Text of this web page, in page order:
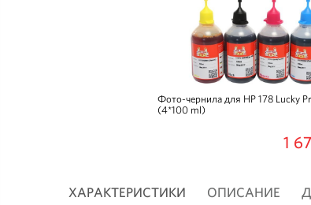
Фото-чернила для HP 178 Lucky
(4*100 ml)
1
ХАРАКТЕРИСТИКИ ОПИСАНИЕ